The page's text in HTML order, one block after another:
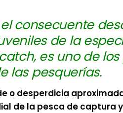
consecuente
de la
es uno de
las pesquerías.
o desperdicia
de la pesca de captura